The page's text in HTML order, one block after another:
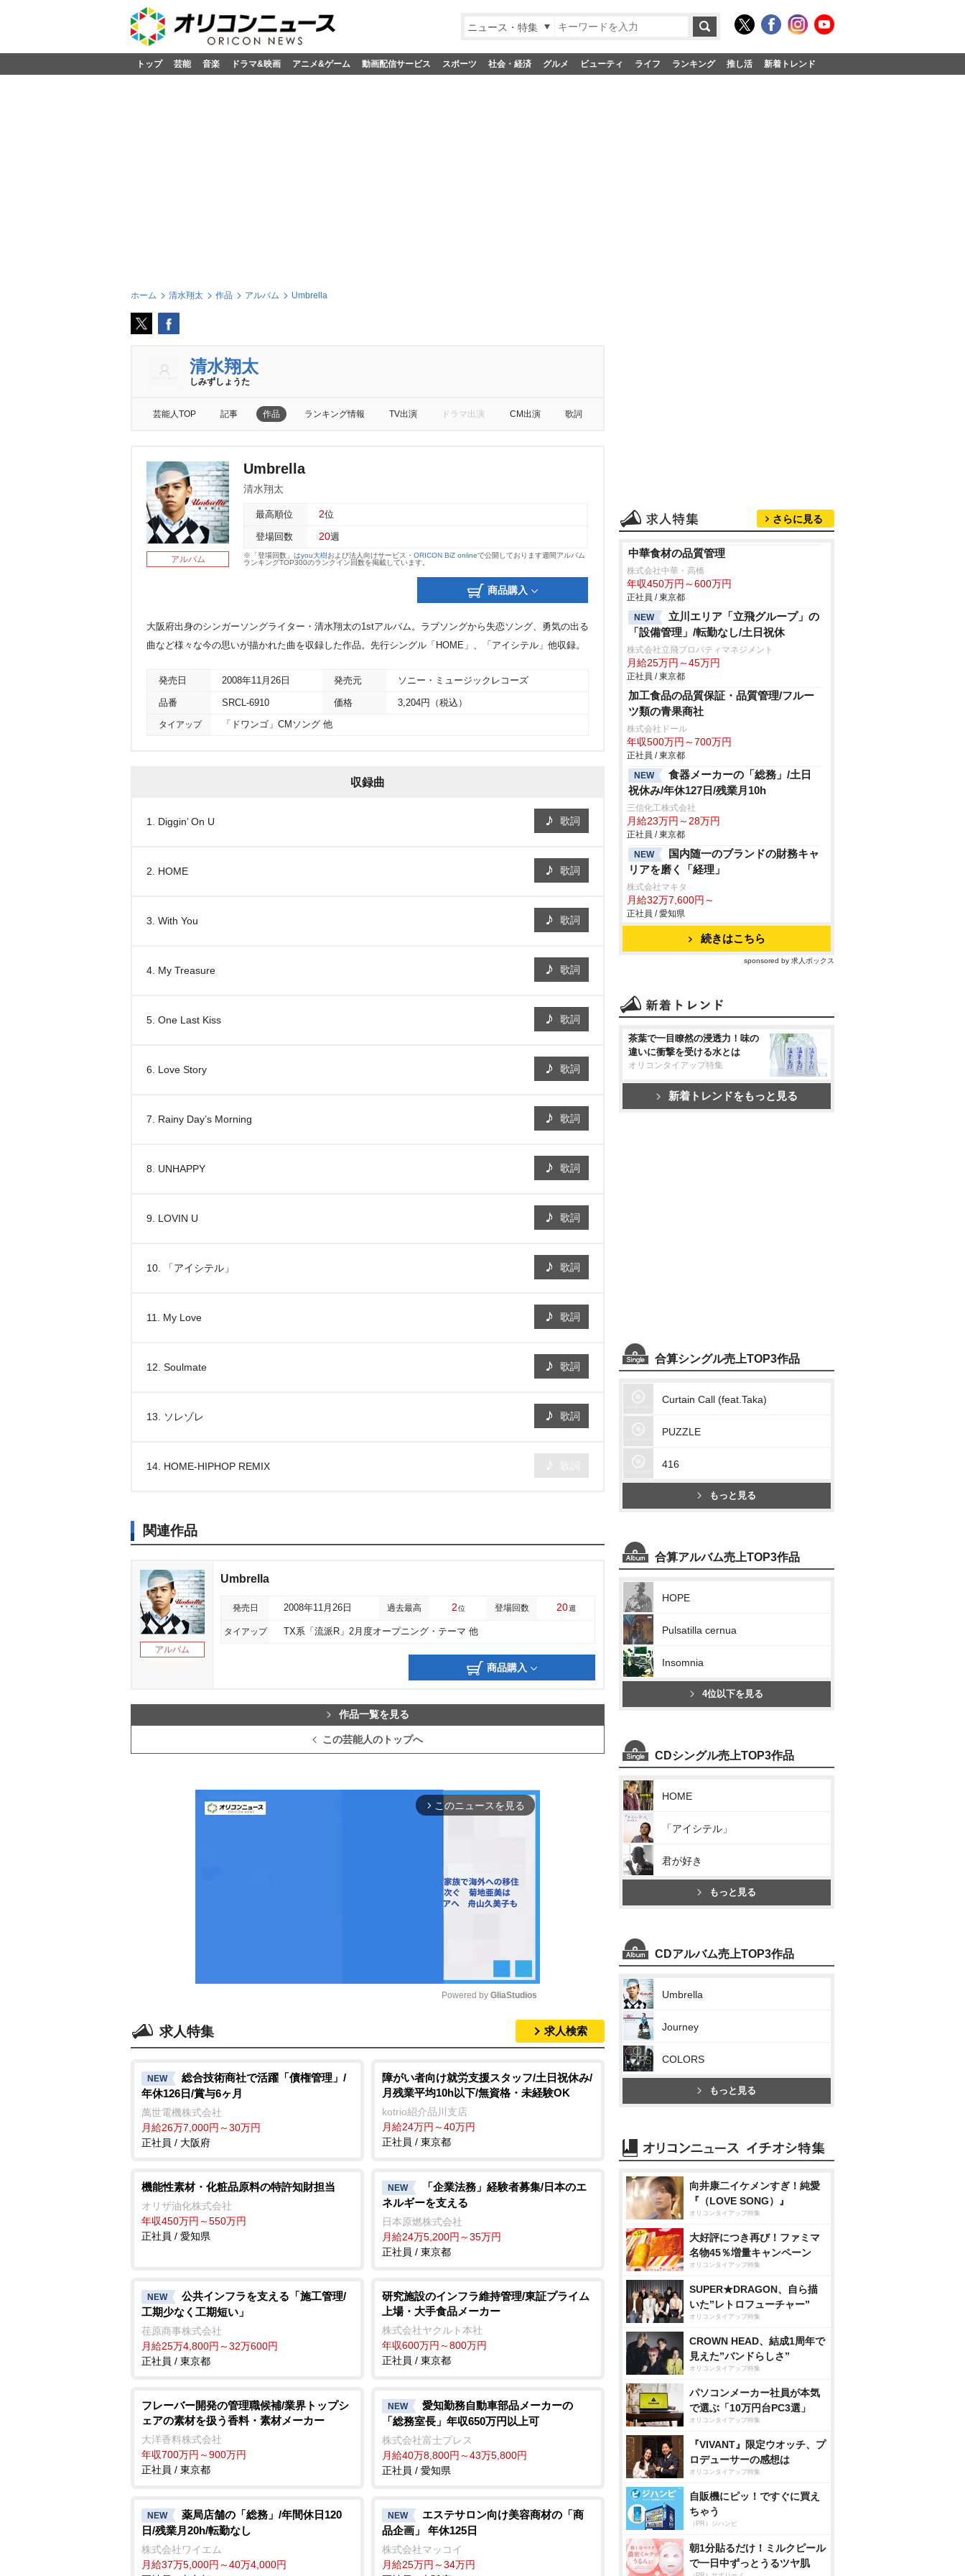
ニュース・特集
トップ 芸能 音楽 ドラマ&映画 アニメ&ゲーム 動画配信サービス スポーツ 社会・経済 グルメ ビューティ ライフ ランキング 推し活 新着トレンド
ホーム 清水翔太 作品 アルバム Umbrella
清水翔太
しみずしょうた
芸能人TOP 記事 作品 ランキング情報 TV出演 ドラマ出演 CM出演 歌詞
アルバム
Umbrella
清水翔太
最高順位 2位
登場回数 20週
※「登場回数」はyou大樹および法人向けサービス・ ORICON BiZ onlineで公開しております週間アルバム
ランキングTOP300のランクイン回数を掲載しています。
商品購入
大阪府出身のシンガーソングライター・清水翔太の1stアルバム。ラブソングから失恋ソング、勇気の出る
曲など様々な今の思いが描かれた曲を収録した作品。先行シングル「HOME」、「アイシテル」他収録。
発売日 2008年11月26日 発売元 ソニー・ミュージックレコーズ
品番 SRCL-6910 価格 3,204円（税込）
タイアップ 「ドワンゴ」CMソング 他
収録曲
1. Diggin’ On U 歌詞
2. HOME 歌詞
3. With You 歌詞
4. My Treasure 歌詞
5. One Last Kiss 歌詞
6. Love Story 歌詞
7. Rainy Day’s Morning 歌詞
8. UNHAPPY 歌詞
9. LOVIN U 歌詞
10. 「アイシテル」 歌詞
11. My Love 歌詞
12. Soulmate 歌詞
13. ソレゾレ 歌詞
14. HOME-HIPHOP REMIX
関連作品
アルバム
Umbrella
発売日 2008年11月26日 過去最高 2位 登場回数 20週
タイアップ TX系「流派R」2月度オープニング・テーマ 他
商品購入
作品一覧を見る
この芸能人のトップへ
arrow_forward_ios このニュースを見る
t
e
Powered by GliaStudios
求人特集 求人検索
NEW
総合技術商社で活躍「債権管理」/
年休126日/賞与6ヶ月
萬世電機株式会社
月給26万7,000円～30万円
正社員 / 大阪府
障がい者向け就労支援スタッフ/土日祝休み/
月残業平均10h以下/無資格・未経験OK
kotrio紹介品川支店
月給24万円～40万円
正社員 / 東京都
機能性素材・化粧品原料の特許知財担当
オリザ油化株式会社
年収450万円～550万円
正社員 / 愛知県
NEW
「企業法務」経験者募集/日本のエ
ネルギーを支える
日本原燃株式会社
月給24万5,200円～35万円
正社員 / 東京都
NEW
公共インフラを支える「施工管理/
工期少なく工期短い」
荏原商事株式会社
月給25万4,800円～32万600円
正社員 / 東京都
研究施設のインフラ維持管理/東証プライム
上場・大手食品メーカー
株式会社ヤクルト本社
年収600万円～800万円
正社員 / 東京都
フレーバー開発の管理職候補/業界トップシ
ェアの素材を扱う香料・素材メーカー
大洋香料株式会社
年収700万円～900万円
正社員 / 東京都
NEW
愛知勤務自動車部品メーカーの
「総務室長」年収650万円以上可
株式会社富士プレス
月給40万8,800円～43万5,800円
正社員 / 愛知県
NEW
薬局店舗の「総務」/年間休日120
日/残業月20h/転勤なし
株式会社ワイエム
月給37万5,000円～40万4,000円
NEW
エステサロン向け美容商材の「商
品企画」 年休125日
株式会社マッコイ
月給25万円～34万円
さらに見る
中華食材の品質管理
株式会社中華・高橋
年収450万円～600万円
正社員 / 東京都
NEW
立川エリア「立飛グループ」の
「設備管理」/転勤なし/土日祝休
株式会社立飛プロパティマネジメント
月給25万円～45万円
正社員 / 東京都
加工食品の品質保証・品質管理/フルー
ツ類の青果商社
株式会社ドール
年収500万円～700万円
正社員 / 東京都
NEW
食器メーカーの「総務」/土日
祝休み/年休127日/残業月10h
三信化工株式会社
月給23万円～28万円
正社員 / 東京都
NEW
国内随一のブランドの財務キャ
リアを磨く「経理」
株式会社マキタ
月給32万7,600円～
正社員 / 愛知県
続きはこちら
sponsored by 求人ボックス
茶葉で一目瞭然の浸透力！味の
違いに衝撃を受ける水とは
オリコンタイアップ特集
新着トレンドをもっと見る
合算シングル売上TOP3作品
Curtain Call (feat.Taka)
PUZZLE
416
もっと見る
合算アルバム売上TOP3作品
HOPE
Pulsatilla cernua
Insomnia
4位以下を見る
CDシングル売上TOP3作品
HOME
「アイシテル」
君が好き
もっと見る
CDアルバム売上TOP3作品
Umbrella
Journey
COLORS
もっと見る
向井康二イケメンすぎ！純愛
『（LOVE SONG）』
オリコンタイアップ特集
大好評につき再び！ファミマ
名物45％増量キャンペーン
オリコンタイアップ特集
SUPER★DRAGON、自ら描
いた”レトロフューチャー”
オリコンタイアップ特集
CROWN HEAD、結成1周年で
見えた”バンドらしさ”
オリコンタイアップ特集
パソコンメーカー社員が本気
で選ぶ「10万円台PC3選」
オリコンタイアップ特集
『VIVANT』限定ウオッチ、プ
ロデューサーの感想は
オリコンタイアップ特集
自販機にピッ！ですぐに買え
ちゃう
（PR）ジハンピ
朝1分貼るだけ！ミルクピール
で一日中ずっとうるツヤ肌